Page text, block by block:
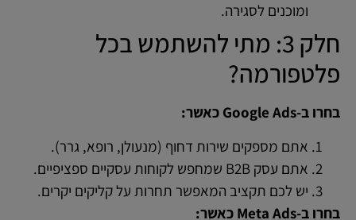
ומוכנים לסגירה.
חלק 3: מתי להשתמש בכל
פלטפורמה?
בחרו ב-Google Ads כאשר:
אתם מספקים שירות דחוף (מנעולן, רופא, גרר).
אתם עסק B2B שמחפש לקוחות עסקיים ספציפיים.
יש לכם תקציב המאפשר תחרות על קליקים יקרים.
בחרו ב-Meta Ads כאשר: